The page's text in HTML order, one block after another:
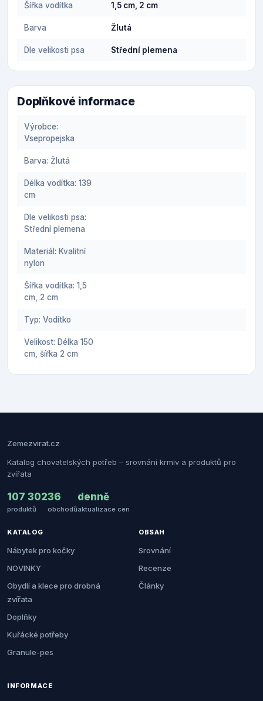
Šířka vodítka 1,5 cm, 2 cm
Barva Žlutá
Dle velikosti psa Střední plemena
Doplňkové informace
Výrobce:
Vsepropejska
Barva: Žlutá
Délka vodítka: 139
cm
Dle velikosti psa:
Střední plemena
Materiál: Kvalitní
nylon
Šířka vodítka: 1,5
cm, 2 cm
Typ: Vodítko
Velikost: Délka 150
cm, šířka 2 cm
Zemezvirat.cz
Katalog chovatelských potřeb – srovnání krmiv a produktů pro
zvířata
107 302
produktů
36
obchodů
denně
aktualizace cen
KATALOG
Nábytek pro kočky
NOVINKY
Obydlí a klece pro drobná
zvířata
Doplňky
Kuřácké potřeby
Granule-pes
OBSAH
Srovnání
Recenze
Články
INFORMACE